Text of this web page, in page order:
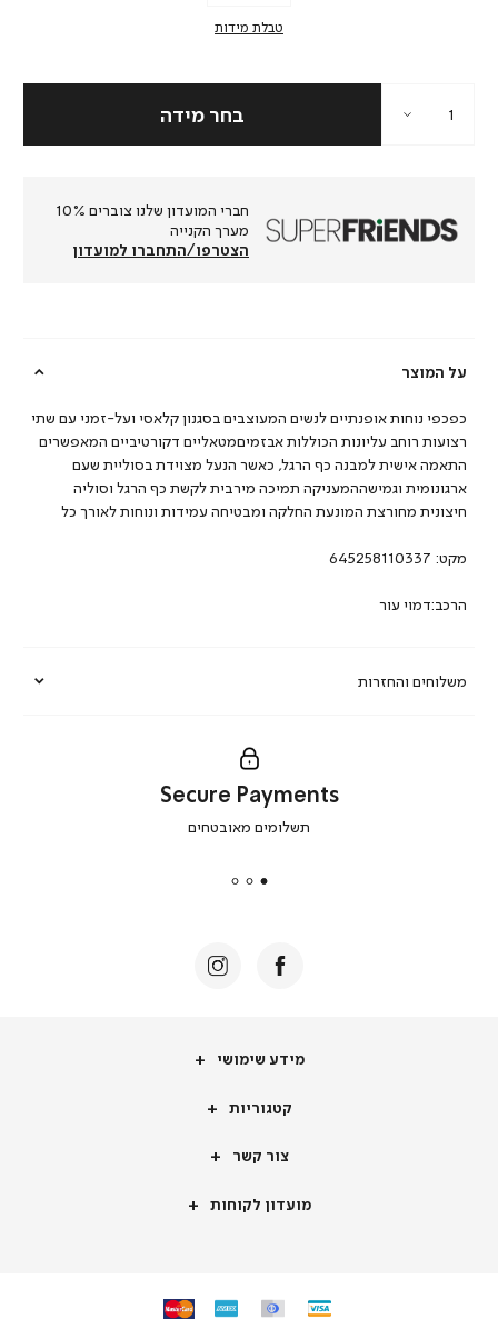
טבלת מידות
חברי המועדון שלנו צוברים 10%
מערך הקנייה
הצטרפו/התחברו למועדון
על המוצר
משלוחים והחזרות
כפכפי נוחות אופנתיים לנשים המעוצבים בסגנון קלאסי ועל-זמני עם שתי
רצועות רוחב עליונות הכוללות אבזמיםמטאליים דקורטיביים המאפשרים
התאמה אישית למבנה כף הרגל, כאשר הנעל מצוידת בסוליית שעם
ארגונומית וגמישההמעניקה תמיכה מירבית לקשת כף הרגל וסוליה
חיצונית מחורצת המונעת החלקה ומבטיחה עמידות ונוחות לאורך כל
מקט: 645258110337
הרכב:דמוי עור
secure
Secure Payments
תשלומים מאובטחים
מידע
מידע שימושי
קטגוריותקטגוריות
צור
צור קשר
מועדון
מועדון לקוחות